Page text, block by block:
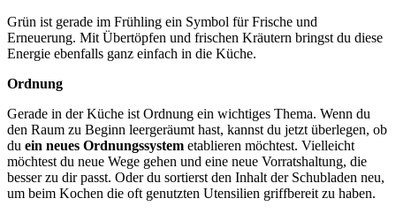
Grün ist gerade im Frühling ein Symbol für Frische und
Erneuerung. Mit Übertöpfen und frischen Kräutern bringst du diese
Energie ebenfalls ganz einfach in die Küche.
Ordnung
Gerade in der Küche ist Ordnung ein wichtiges Thema. Wenn du
den Raum zu Beginn leergeräumt hast, kannst du jetzt überlegen, ob
du ein neues Ordnungssystem etablieren möchtest. Vielleicht
möchtest du neue Wege gehen und eine neue Vorratshaltung, die
besser zu dir passt. Oder du sortierst den Inhalt der Schubladen neu,
um beim Kochen die oft genutzten Utensilien griffbereit zu haben.